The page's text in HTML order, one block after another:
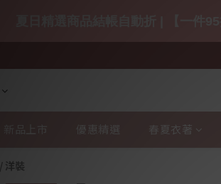
優惠精選 春夏衣著
/ 洋裝